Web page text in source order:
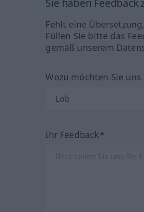
Sie haben
Fehlt eine
Füllen Sie bitte das
gemäß unserem
Wozu möchten Sie
Ihr Feedback*